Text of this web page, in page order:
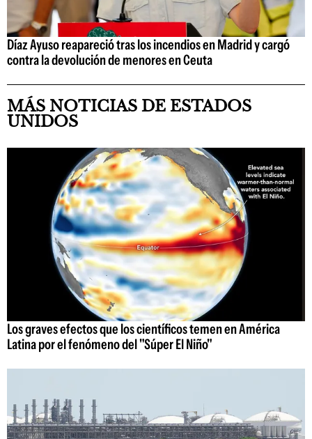
Díaz Ayuso reapareció tras los incendios en Madrid y cargó
contra la devolución de menores en Ceuta
MÁS NOTICIAS DE ESTADOS
UNIDOS
Los graves efectos que los científicos temen en América
Latina por el fenómeno del "Súper El Niño"